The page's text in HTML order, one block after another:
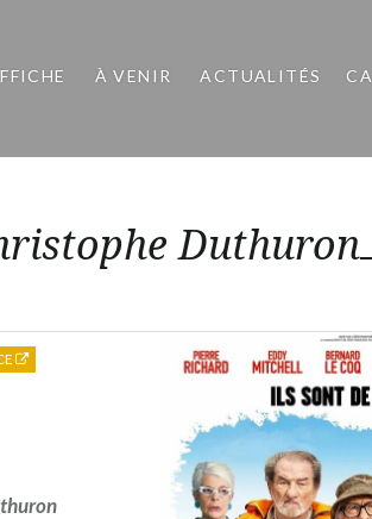
À VENIR ACTUALITÉS
Duthuron